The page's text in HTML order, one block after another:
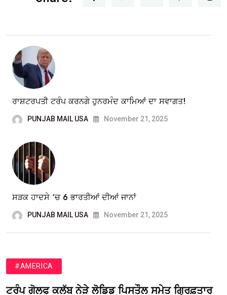
ਰਾਸ਼ਟਰਪਤੀ ਟਰੰਪ ਕਰਨਗੇ ਹੁਨਰਮੰਦ ਕਾਮਿਆਂ ਦਾ ਸਵਾਗਤ!
PUNJAB MAIL USA November 21, 2025
ਸੜਕ ਹਾਦਸੇ ‘ਚ 6 ਭਾਰਤੀਆਂ ਦੀਆਂ ਜਾਨਾਂ
PUNJAB MAIL USA November 21, 2025
#AMERICA
ਟਰੰਪ ਗੋਲਫ ਕਲੱਬ ਨੇੜੇ ਲੋਡਿਡ ਪਿਸਤੌਲ ਸਮੇਤ ਗ੍ਰਿਫ਼ਤਾਰ